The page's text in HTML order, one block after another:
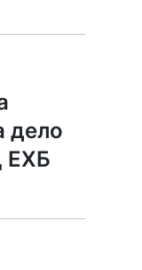
дело
ЕХБ